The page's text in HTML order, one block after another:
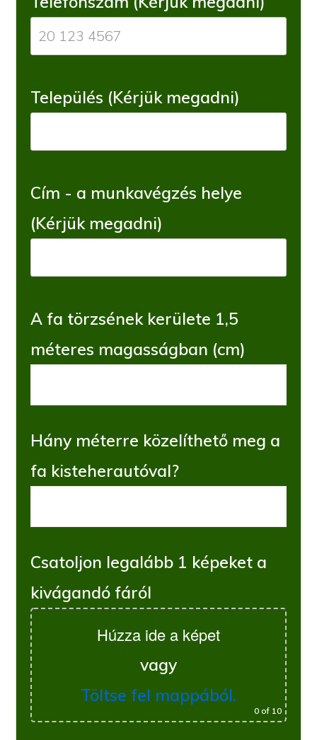
Település (Kérjük megadni)
Cím - a munkavégzés helye
(Kérjük megadni)
A fa törzsének kerülete 1,5
méteres magasságban (cm)
Hány méterre közelíthető meg a
fa kisteherautóval?
Csatoljon legalább 1 képeket a
kivágandó fáról
Húzza ide a képet
vagy
Töltse fel mappából.
0of 10